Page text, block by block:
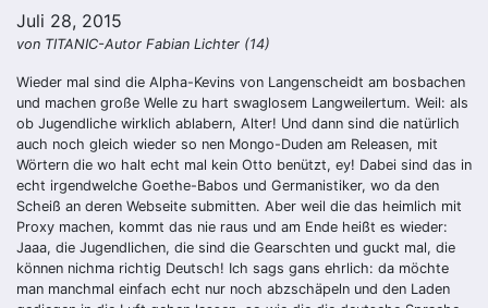
Juli 28, 2015
von TITANIC-Autor Fabian Lichter (14)
Wieder mal sind die Alpha-Kevins von Langenscheidt am bosbachen
und machen große Welle zu hart swaglosem Langweilertum. Weil: als
ob Jugendliche wirklich ablabern, Alter! Und dann sind die natürlich
auch noch gleich wieder so nen Mongo-Duden am Releasen, mit
Wörtern die wo halt echt mal kein Otto benützt, ey! Dabei sind das in
echt irgendwelche Goethe-Babos und Germanistiker, wo da den
Scheiß an deren Webseite submitten. Aber weil die das heimlich mit
Proxy machen, kommt das nie raus und am Ende heißt es wieder:
Jaaa, die Jugendlichen, die sind die Gearschten und guckt mal, die
können nichma richtig Deutsch! Ich sags gans ehrlich: da möchte
man manchmal einfach echt nur noch abzschäpeln und den Laden